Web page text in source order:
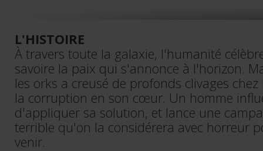
L'HISTOIRE
À travers toute la galaxie, l'humanité
savoire la paix qui s'annonce à l'horizon.
les orks a creusé de profonds clivages
la corruption en son cœur. Un homme
d'appliquer sa solution, et lance une
terrible qu'on la considérera avec horreur
venir.